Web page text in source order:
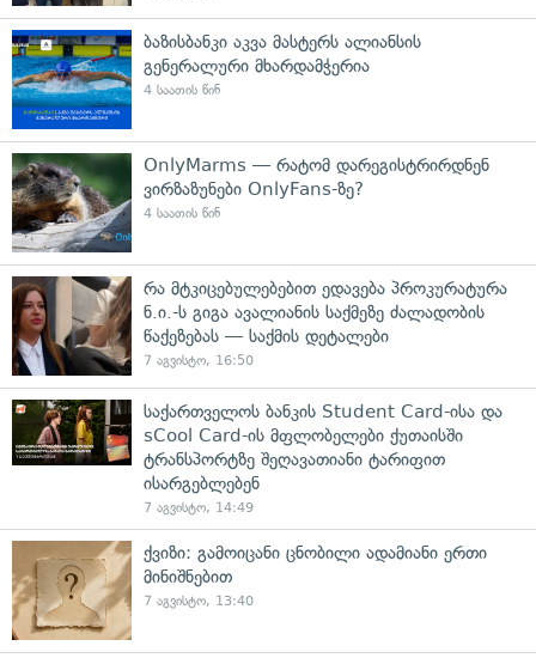
ბაზისბანკი აკვა მასტერს ალიანსის
გენერალური მხარდამჭერია
4 საათის წინ
OnlyMarms — რატომ დარეგისტრირდნენ
ვირზაზუნები OnlyFans-ზე?
4 საათის წინ
რა მტკიცებულებებით ედავება პროკურატურა
ნ.ი.-ს გიგა ავალიანის საქმეზე ძალადობის
წაქეზებას — საქმის დეტალები
7 აგვისტო, 16:50
საქართველოს ბანკის Student Card-ისა და
sCool Card-ის მფლობელები ქუთაისში
ტრანსპორტზე შეღავათიანი ტარიფით
ისარგებლებენ
7 აგვისტო, 14:49
ქვიზი: გამოიცანი ცნობილი ადამიანი ერთი
მინიშნებით
7 აგვისტო, 13:40